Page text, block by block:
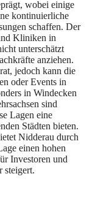
wobei einige
kontinuierliche
schaffen. Der
Kliniken in
unterschätzt
anziehen.
jedoch kann die
oder Events in
in Windecken
sind
Lagen eine
Städten bieten.
Nidderau durch
einen hohen
Investoren und
steigert.